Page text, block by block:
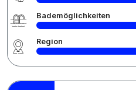
Bademöglichkeiten
Region